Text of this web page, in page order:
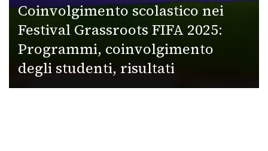
Coinvolgimento scolastico nei
Festival Grassroots FIFA 2025:
Programmi, coinvolgimento
degli studenti, risultati